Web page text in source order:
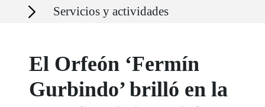
Secciones Servicios y actividades
El Orfeón ‘Fermín
Gurbindo’ brilló en la